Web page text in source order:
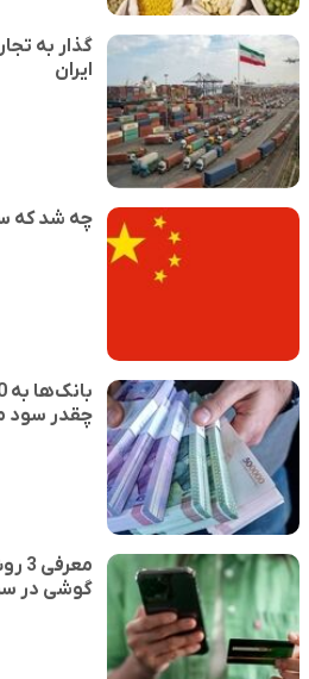
گذار به
ایران
چه شد که
چقدر سود
گوشی در